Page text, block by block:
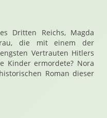
Dritten Reichs, Magda
die mit einem der
Vertrauten Hitlers
Kinder ermordete? Nora
Roman dieser